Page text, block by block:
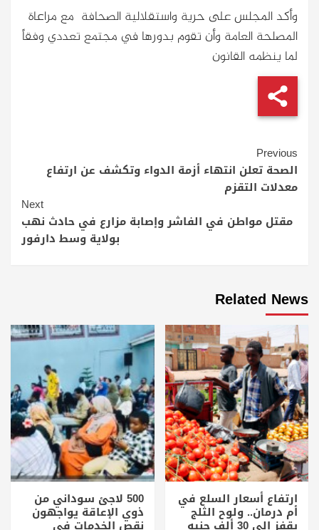
وأكد المجلس على حرية واستقلالية الصحافة مع مراعاة
المصلحة العامة وأن تقوم بدورها في مجتمع تعددي وفقاً
لما ينظمه القانون
Continue
Reading
Previous
الصحة تعلن انتهاء أزمة الدواء وتكشف عن ارتفاع
معدلات التقزم
Next
مقتل مواطن في الفاشر وإصابة مزارع في حادث نهب
بولاية وسط دارفور
Related News
ارتفاع أسعار السلع في
أم درمان.. ولوح الثلج
يقفز إلى 30 ألف جنيه
500 لاجئ سوداني من
ذوي الإعاقة يواجهون
نقص الخدمات في